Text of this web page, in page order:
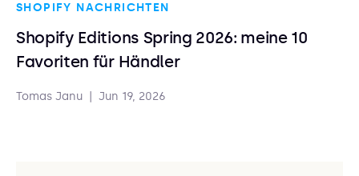
SHOPIFY NACHRICHTEN
Shopify Editions Spring 2026: meine 10
Favoriten für Händler
Tomas Janu Jun 19, 2026